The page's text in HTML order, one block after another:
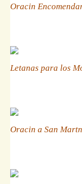
Oracin
Letanas para los
Oracin a San